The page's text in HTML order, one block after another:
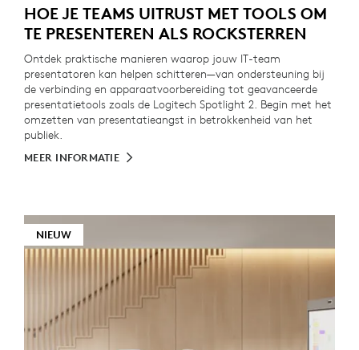
HOE JE TEAMS UITRUST MET TOOLS OM
TE PRESENTEREN ALS ROCKSTERREN
Ontdek praktische manieren waarop jouw IT-team
presentatoren kan helpen schitteren—van ondersteuning bij
de verbinding en apparaatvoorbereiding tot geavanceerde
presentatietools zoals de Logitech Spotlight 2. Begin met het
omzetten van presentatieangst in betrokkenheid van het
publiek.
MEER INFORMATIE
NIEUW